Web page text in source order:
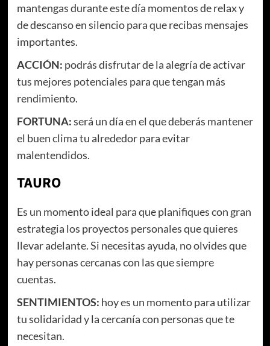
mantengas durante este día momentos de relax y
de descanso en silencio para que recibas mensajes
importantes.
ACCIÓN: podrás disfrutar de la alegría de activar
tus mejores potenciales para que tengan más
rendimiento.
FORTUNA:será un día en el que deberás mantener
el buen clima tu alrededor para evitar
malentendidos.
TAURO
Es un momento ideal para que planifiques con gran
estrategia los proyectos personales que quieres
llevar adelante. Si necesitas ayuda, no olvides que
hay personas cercanas con las que siempre
cuentas.
SENTIMIENTOS: hoy es un momento para utilizar
tu solidaridad y la cercanía con personas que te
necesitan.